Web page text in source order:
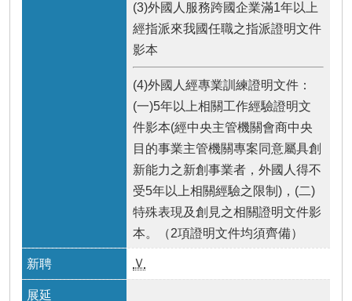
(3)外國人服務跨國企業滿1年以上
經指派來我國任職之指派證明文件
影本
(4)外國人經專業訓練證明文件：
(一)5年以上相關工作經驗證明文
件影本(經中央主管機關會商中央
目的事業主管機關專案同意屬具創
新能力之新創事業者，外國人得不
受5年以上相關經驗之限制)，(二)
特殊表現及創見之相關證明文件影
本。（2項證明文件均須齊備）
Ｖ